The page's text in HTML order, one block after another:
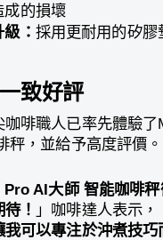
成的損壞
： 採用更耐用的矽
致好評
咖啡職人已率先體驗
秤，並給予高度評價。
AI大師 智能咖啡
！ 」咖啡達人表示，
我可以專注於沖煮技